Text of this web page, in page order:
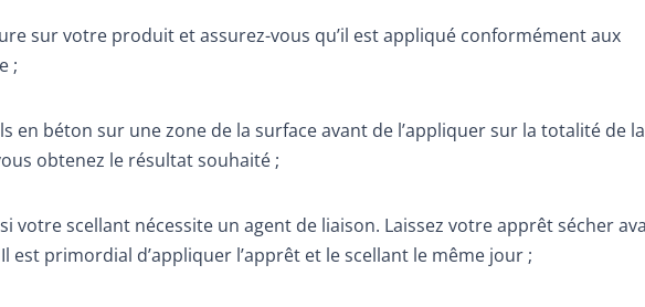
sur votre produit et assurez-vous qu’il est appliqué conformément aux
;
en béton sur une zone de la surface avant de l’appliquer sur la totalité de la
obtenez le résultat souhaité ;
votre scellant nécessite un agent de liaison. Laissez votre apprêt sécher
est primordial d’appliquer l’apprêt et le scellant le même jour ;